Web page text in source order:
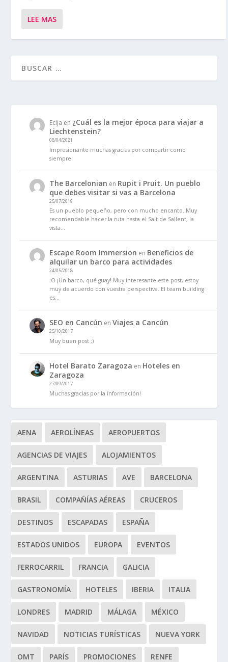
LEE MAS
Ecija en ¿Cuál es la mejor época para viajar a
Liechtenstein?
08/04/2021
Impresionante muchas gracias por compartir como
siempre
The Barcelonian en Rupit i Pruit. Un pueblo
que debes visitar si vas a Barcelona
25/07/2019
Es un pueblo pequeño, pero con mucho encanto. Muy
recomendable hacer la ruta hasta el Salt de Sallent, la
vista…
Escape Room Immersion en Beneficios de
alquilar un barco para actividades
24/05/2018
:O ¡Un barco, qué guay! Muy interesante este post, estoy
muy de acuerdo con vuestra perspectiva. El team building
es…
SEO en Cancún enViajes a Cancún
25/10/2017
Muy buen post ;)
Hotel Barato Zaragoza en Hoteles en
Zaragoza
27/09/2017
Muchas gracias por la información!
AENA AEROLÍNEAS AEROPUERTOS
AGENCIAS DE VIAJES ALOJAMIENTOS
ARGENTINA ASTURIAS AVE BARCELONA
BRASIL COMPAÑÍAS AÉREAS CRUCEROS
DESTINOS ESCAPADAS ESPAÑA
ESTADOS UNIDOS EUROPA EVENTOS
FERROCARRIL FRANCIA GALICIA
GASTRONOMÍA HOTELES IBERIA ITALIA
LONDRES MADRID MÁLAGA MÉXICO
NAVIDAD NOTICIAS TURÍSTICAS NUEVA YORK
OMT PARÍS PROMOCIONES RENFE